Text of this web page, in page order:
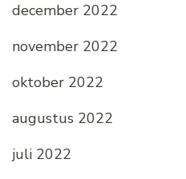
december 2022
november 2022
oktober 2022
augustus 2022
juli 2022